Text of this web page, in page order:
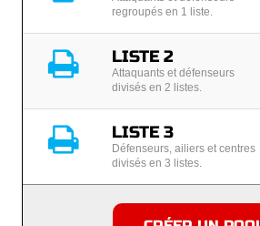
regroupés en 1 liste.
LISTE 2
Attaquants et défenseurs
divisés en 2 listes.
LISTE 3
Défenseurs, ailiers et centres
divisés en 3 listes.